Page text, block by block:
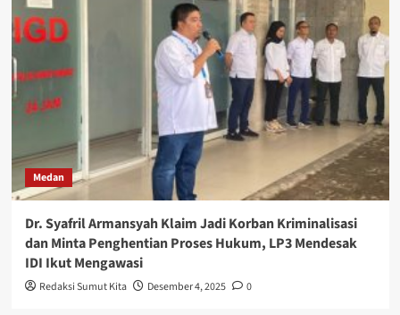
Medan
Dr. Syafril Armansyah Klaim Jadi Korban Kriminalisasi
dan Minta Penghentian Proses Hukum, LP3 Mendesak
IDI Ikut Mengawasi
Redaksi Sumut Kita Desember 4, 2025 0